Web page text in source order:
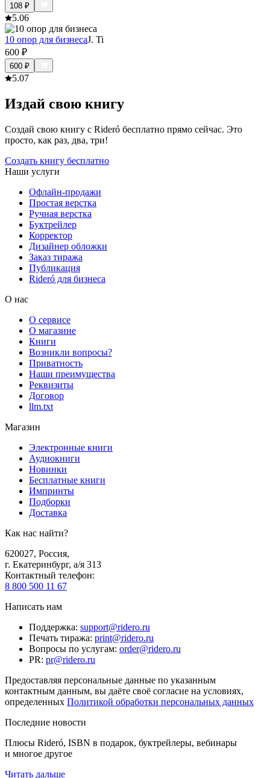
108 ₽
5.06
10 опор для бизнесаJ. Ti
600 ₽
600 ₽
5.07
Издай свою книгу
Создай свою книгу с Rideró бесплатно прямо сейчас. Это
просто, как раз, два, три!
Создать книгу бесплатно
Наши услуги
Офлайн-продажи
Простая верстка
Ручная верстка
Буктрейлер
Корректор
Дизайнер обложки
Заказ тиража
Публикация
Rideró для бизнеса
О нас
О сервисе
О магазине
Книги
Возникли вопросы?
Приватность
Наши преимущества
Реквизиты
Договор
llm.txt
Магазин
Электронные книги
Аудиокниги
Новинки
Бесплатные книги
Импринты
Подборки
Доставка
Как нас найти?
620027, Россия,
г. Екатеринбург, а/я 313
Контактный телефон:
8 800 500 11 67
Написать нам
Поддержка: support@ridero.ru
Печать тиража: print@ridero.ru
Вопросы по услугам: order@ridero.ru
PR: pr@ridero.ru
Предоставляя персональные данные по указанным
контактным данным, вы даёте своё согласие на условиях,
определенных Политикой обработки персональных данных
Последние новости
Плюсы Rideró, ISBN в подарок, буктрейлеры, вебинары
и многое другое
Читать дальше